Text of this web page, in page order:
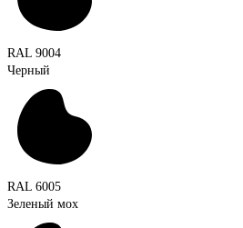
RAL 9004
Черный
RAL 6005
Зеленый мох